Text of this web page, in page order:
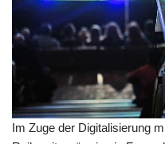
Im Zuge der Digitalisierung